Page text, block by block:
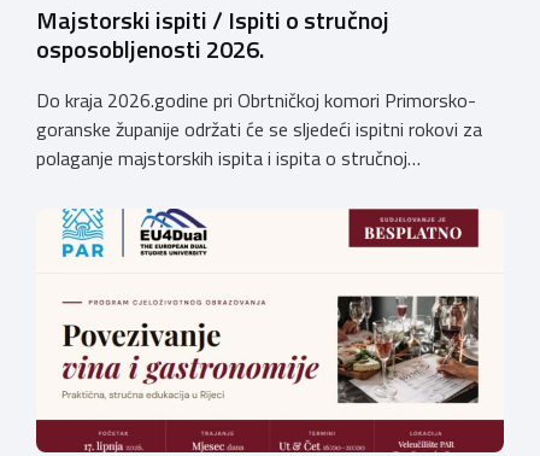
Majstorski ispiti / Ispiti o stručnoj
osposobljenosti 2026.
Do kraja 2026.godine pri Obrtničkoj komori Primorsko-
goranske županije održati će se sljedeći ispitni rokovi za
polaganje majstorskih ispita i ispita o stručnoj
prosinac 2026. Pri Obrtničkoj komori Primorsko-goranske
županije djeluju Komisije za polaganje majstorskih ispita
potrebno je priložiti: Potvrdu o radnom iskustvu […]